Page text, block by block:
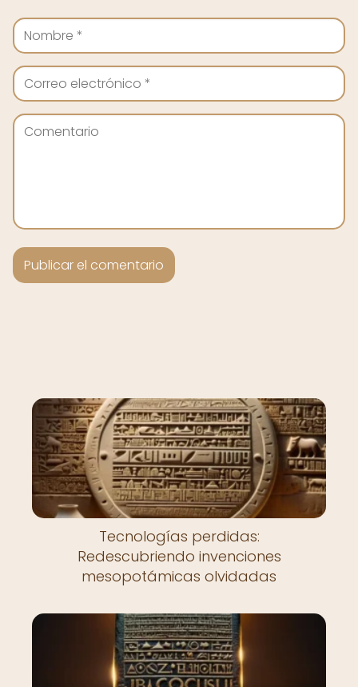
Tecnologías perdidas:
Redescubriendo invenciones
mesopotámicas olvidadas